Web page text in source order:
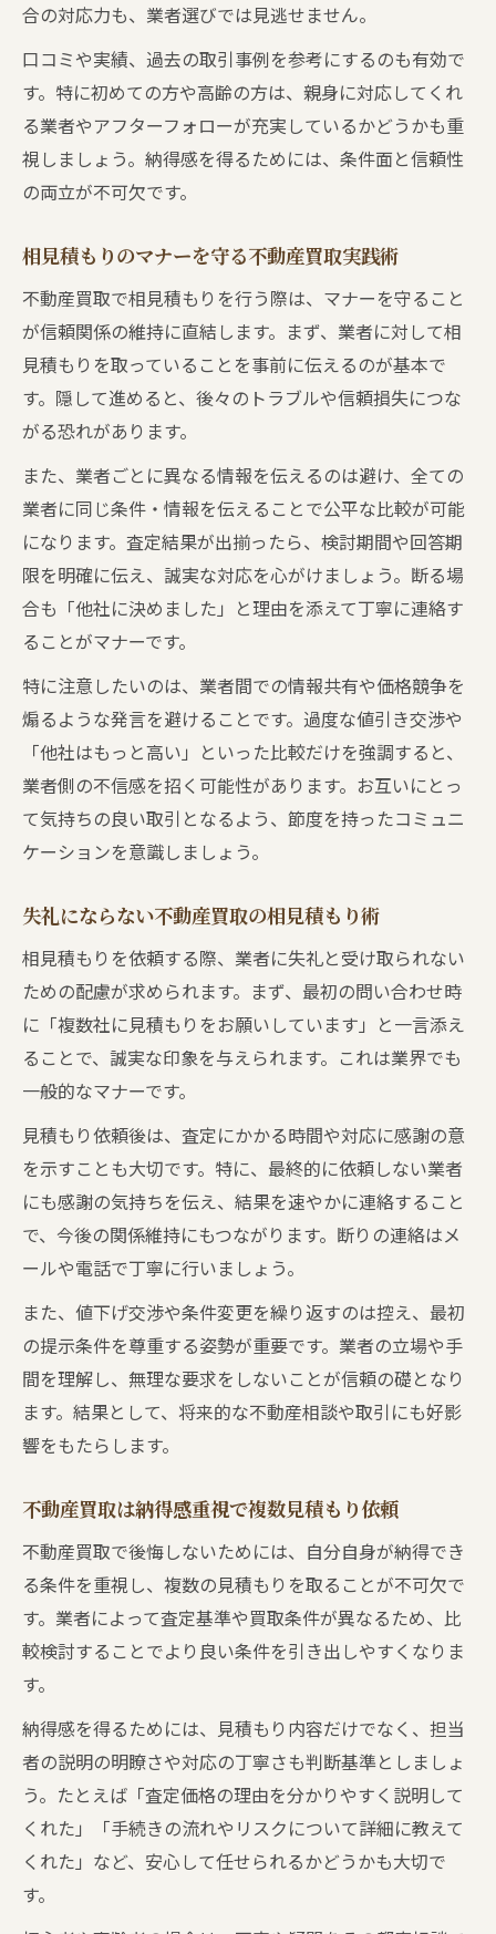
合の対応力も、業者選びでは見逃せません。
口コミや実績、過去の取引事例を参考にするのも有効で
す。特に初めての方や高齢の方は、親身に対応してくれ
る業者やアフターフォローが充実しているかどうかも重
視しましょう。納得感を得るためには、条件面と信頼性
の両立が不可欠です。
相見積もりのマナーを守る不動産買取実践術
不動産買取で相見積もりを行う際は、マナーを守ること
が信頼関係の維持に直結します。まず、業者に対して相
見積もりを取っていることを事前に伝えるのが基本で
す。隠して進めると、後々のトラブルや信頼損失につな
がる恐れがあります。
また、業者ごとに異なる情報を伝えるのは避け、全ての
業者に同じ条件・情報を伝えることで公平な比較が可能
になります。査定結果が出揃ったら、検討期間や回答期
限を明確に伝え、誠実な対応を心がけましょう。断る場
合も「他社に決めました」と理由を添えて丁寧に連絡す
ることがマナーです。
特に注意したいのは、業者間での情報共有や価格競争を
煽るような発言を避けることです。過度な値引き交渉や
「他社はもっと高い」といった比較だけを強調すると、
業者側の不信感を招く可能性があります。お互いにとっ
て気持ちの良い取引となるよう、節度を持ったコミュニ
ケーションを意識しましょう。
失礼にならない不動産買取の相見積もり術
相見積もりを依頼する際、業者に失礼と受け取られない
ための配慮が求められます。まず、最初の問い合わせ時
に「複数社に見積もりをお願いしています」と一言添え
ることで、誠実な印象を与えられます。これは業界でも
一般的なマナーです。
見積もり依頼後は、査定にかかる時間や対応に感謝の意
を示すことも大切です。特に、最終的に依頼しない業者
にも感謝の気持ちを伝え、結果を速やかに連絡すること
で、今後の関係維持にもつながります。断りの連絡はメ
ールや電話で丁寧に行いましょう。
また、値下げ交渉や条件変更を繰り返すのは控え、最初
の提示条件を尊重する姿勢が重要です。業者の立場や手
間を理解し、無理な要求をしないことが信頼の礎となり
ます。結果として、将来的な不動産相談や取引にも好影
響をもたらします。
不動産買取は納得感重視で複数見積もり依頼
不動産買取で後悔しないためには、自分自身が納得でき
る条件を重視し、複数の見積もりを取ることが不可欠で
す。業者によって査定基準や買取条件が異なるため、比
較検討することでより良い条件を引き出しやすくなりま
す。
納得感を得るためには、見積もり内容だけでなく、担当
者の説明の明瞭さや対応の丁寧さも判断基準としましょ
う。たとえば「査定価格の理由を分かりやすく説明して
くれた」「手続きの流れやリスクについて詳細に教えて
くれた」など、安心して任せられるかどうかも大切で
す。